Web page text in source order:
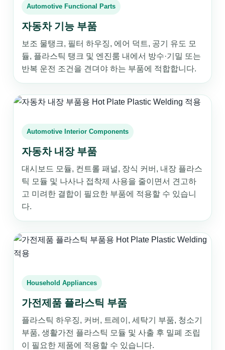
Automotive Functional Parts
자동차 기능 부품
보조 물탱크, 필터 하우징, 에어 덕트, 공기 유도 모
듈, 플라스틱 탱크 및 엔진룸 내에서 방수·기밀 또는
반복 운전 조건을 견뎌야 하는 부품에 적합합니다.
Automotive Interior Components
자동차 내장 부품
대시보드 모듈, 컨트롤 패널, 장식 커버, 내장 플라스
틱 모듈 및 나사나 접착제 사용을 줄이면서 견고하
고 미려한 결합이 필요한 부품에 적용할 수 있습니
다.
Household Appliances
가전제품 플라스틱 부품
플라스틱 하우징, 커버, 트레이, 세탁기 부품, 청소기
부품, 생활가전 플라스틱 모듈 및 사출 후 밀폐 조립
이 필요한 제품에 적용할 수 있습니다.